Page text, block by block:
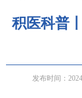
积医科普
发布时间：